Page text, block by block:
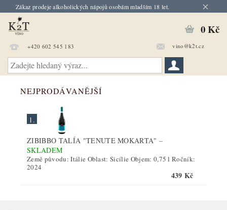
Zákaz prodeje alkoholických nápojů osobám mladším 18 let.
+420 602 545 183 vino@k2t.cz
0 Kč
NEJPRODÁVANĚJŠÍ
1.
ZIBIBBO TALÍA "TENUTE MOKARTA"–
SKLADEM
Země původu: Itálie Oblast: Sicílie Objem: 0,75 l Ročník:
2024
439 Kč